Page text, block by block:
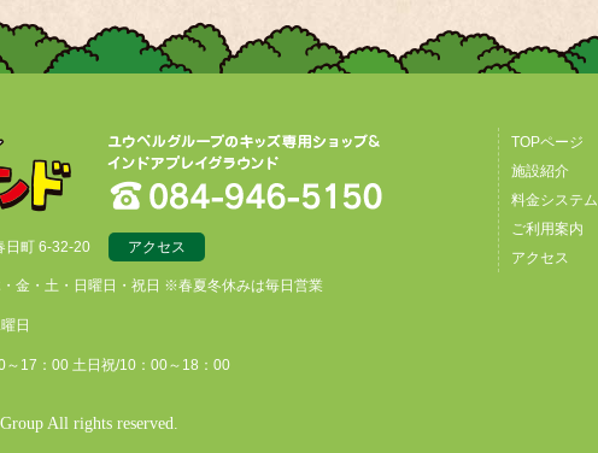
日町 6-32-20 アクセス
金・土・日曜日・祝日 ※春夏冬休みは毎日営業
日
～17：00 土日祝/10：00～18：00
All rights reserved.
TOPページ
施設紹介
料金システム
ご利用案内
アクセス